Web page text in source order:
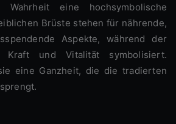
eine hochsymbolische
Brüste stehen für nährende,
Aspekte, während der
Kraft und Vitalität symbolisiert.
eine Ganzheit, die die tradierten